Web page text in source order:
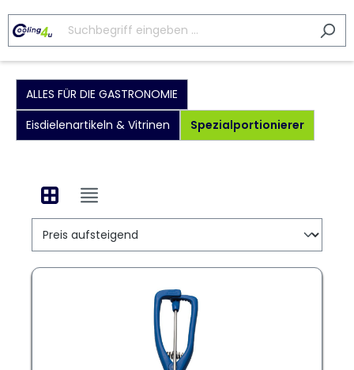
ALLES FÜR DIE GASTRONOMIE
Eisdielenartikeln & Vitrinen
Spezialportionierer